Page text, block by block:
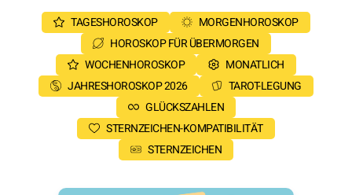
TAGESHOROSKOP
MORGENHOROSKOP
HOROSKOP FÜR ÜBERMORGEN
WOCHENHOROSKOP
MONATLICH
JAHRESHOROSKOP 2026
TAROT-LEGUNG
GLÜCKSZAHLEN
STERNZEICHEN-KOMPATIBILITÄT
STERNZEICHEN